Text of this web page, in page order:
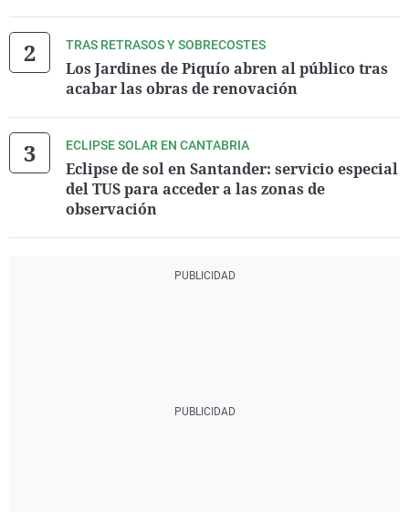
TRAS RETRASOS Y SOBRECOSTES
Los Jardines de Piquío abren al público tras
acabar las obras de renovación
ECLIPSE SOLAR EN CANTABRIA
Eclipse de sol en Santander: servicio especial
del TUS para acceder a las zonas de
observación